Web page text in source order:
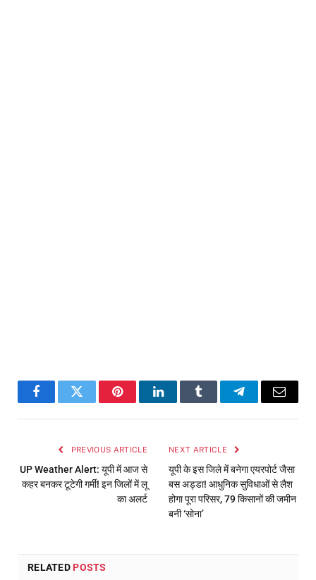
FacebookTwitter PinterestLinkedInTumblr TelegramEmail
PREVIOUS ARTICLE
UP Weather Alert: यूपी में आज से
कहर बनकर टूटेगी गर्मी! इन जिलों में लू
का अलर्ट
NEXT ARTICLE
यूपी के इस जिले में बनेगा एयरपोर्ट जैसा
बस अड्डा! आधुनिक सुविधाओं से लैश
होगा पूरा परिसर, 79 किसानों की जमीन
बनी ‘सोना’
RELATED POSTS